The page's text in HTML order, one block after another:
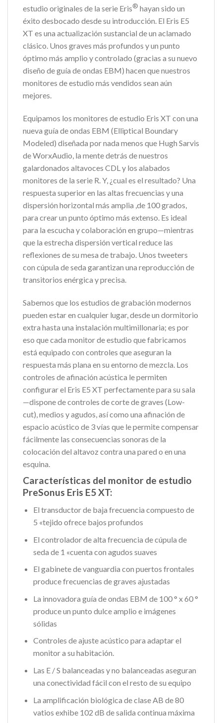
estudio originales de la serie Eris® hayan sido un
éxito desbocado desde su introducción. El Eris E5
XT es una actualización sustancial de un aclamado
clásico. Unos graves más profundos y un punto
óptimo más amplio y controlado (gracias a su nuevo
diseño de guía de ondas EBM) hacen que nuestros
monitores de estudio más vendidos sean aún
mejores.
Equipamos los monitores de estudio Eris XT con una
nueva guía de ondas EBM (Elliptical Boundary
Modeled) diseñada por nada menos que Hugh Sarvis
de WorxAudio, la mente detrás de nuestros
galardonados altavoces CDL y los alabados
monitores de la serie R. Y, ¿cual es el resultado? Una
respuesta superior en las altas frecuencias y una
dispersión horizontal más amplia ,de 100 grados,
para crear un punto óptimo más extenso. Es ideal
para la escucha y colaboración en grupo—mientras
que la estrecha dispersión vertical reduce las
reflexiones de su mesa de trabajo. Unos tweeters
con cúpula de seda garantizan una reproducción de
transitorios enérgica y precisa.
Sabemos que los estudios de grabación modernos
pueden estar en cualquier lugar, desde un dormitorio
extra hasta una instalación multimillonaria; es por
eso que cada monitor de estudio que fabricamos
está equipado con controles que aseguran la
respuesta más plana en su entorno de mezcla. Los
controles de afinación acústica le permiten
configurar el Eris E5 XT perfectamente para su sala
—dispone de controles de corte de graves (Low-
cut), medios y agudos, así como una afinación de
espacio acústico de 3 vías que le permite compensar
fácilmente las consecuencias sonoras de la
colocación del altavoz contra una pared o en una
esquina.
Características del monitor de estudio
PreSonus Eris E5 XT:
El transductor de baja frecuencia compuesto de
5 «tejido ofrece bajos profundos
El controlador de alta frecuencia de cúpula de
seda de 1 «cuenta con agudos suaves
El gabinete de vanguardia con puertos frontales
produce frecuencias de graves ajustadas
La innovadora guía de ondas EBM de 100 ° x 60 °
produce un punto dulce amplio e imágenes
sólidas
Controles de ajuste acústico para adaptar el
monitor a su habitación.
Las E / S balanceadas y no balanceadas aseguran
una conectividad fácil con el resto de su equipo
La amplificación biológica de clase AB de 80
vatios exhibe 102 dB de salida continua máxima